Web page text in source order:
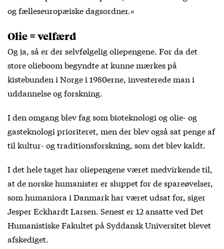
og fælleseuropæiske dagsordner.«
Olie = velfærd
Og ja, så er der selvfølgelig oliepengene. For da det
store olieboom begyndte at kunne mærkes på
kistebunden i Norge i 1980erne, investerede man i
uddannelse og forskning.
I den omgang blev fag som bioteknologi og olie- og
gasteknologi prioriteret, men der blev også sat penge af
til kultur- og traditionsforskning, som det blev kaldt.
I det hele taget har oliepengene været medvirkende til,
at de norske humanister er sluppet for de spareøvelser,
som humaniora i Danmark har været udsat for, siger
Jesper Eckhardt Larsen. Senest er 12 ansatte ved Det
Humanistiske Fakultet på Syddansk Universitet blevet
afskediget.